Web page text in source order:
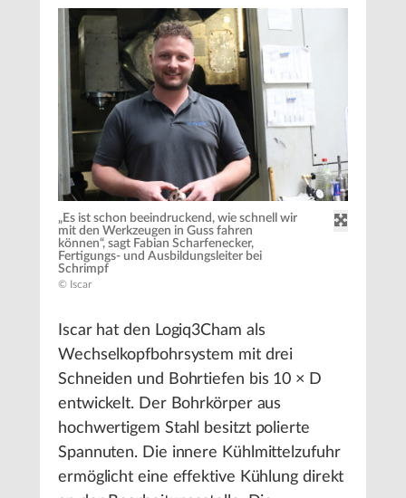
„Es ist schon beeindruckend, wie schnell wir
mit den Werkzeugen in Guss fahren
können“, sagt Fabian Scharfenecker,
Fertigungs- und Ausbildungsleiter bei
Schrimpf
© Iscar
Iscar hat den Logiq3Cham als
Wechselkopfbohrsystem mit drei
Schneiden und Bohrtiefen bis 10 × D
entwickelt. Der Bohrkörper aus
hochwertigem Stahl besitzt polierte
Spannuten. Die innere Kühlmittelzufuhr
ermöglicht eine effektive Kühlung direkt